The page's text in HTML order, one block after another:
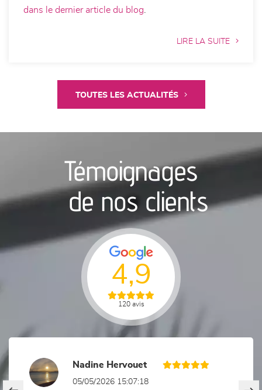
dans le dernier article du blog
LIRE LA SUITE
TOUTES LES ACTUALITÉS
Témoignages
de nos clients
4,9
120 avis
Nadine Hervouet
05/05/2026 15:07:18
Previous